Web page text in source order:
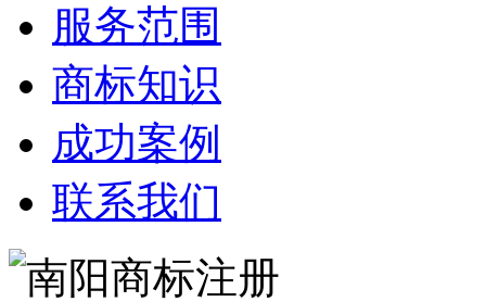
服务范围
商标知识
成功案例
联系我们